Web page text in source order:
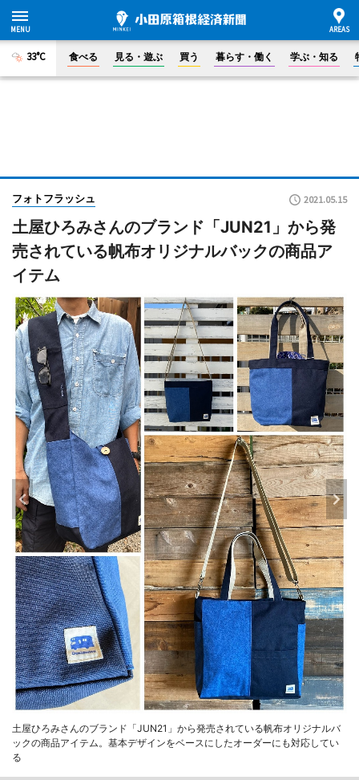
33°C 食べる 見る・遊ぶ 買う 暮らす・働く 学ぶ・知る
フォトフラッシュ 2021.05.15
土屋ひろみさんのブランド「JUN21」から発
売されている帆布オリジナルバックの商品ア
イテム
土屋ひろみさんのブランド「JUN21」から発売されている帆布オリジナルバ
ックの商品アイテム。基本デザインをベースにしたオーダーにも対応してい
る